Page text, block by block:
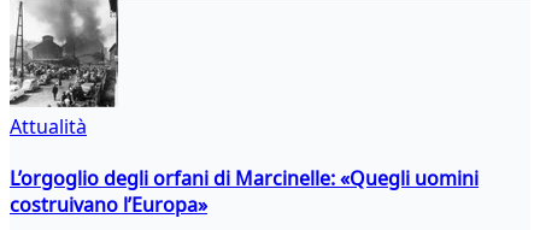
Attualità
L’orgoglio degli orfani di Marcinelle: «Quegli uomini
costruivano l’Europa»